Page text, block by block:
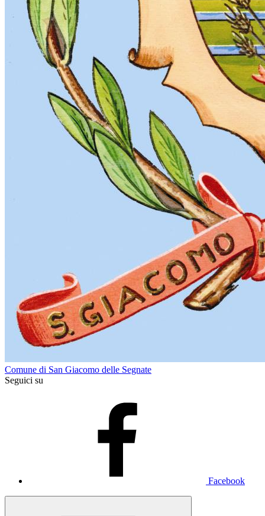
Comune di San Giacomo delle Segnate
Seguici su
Facebook